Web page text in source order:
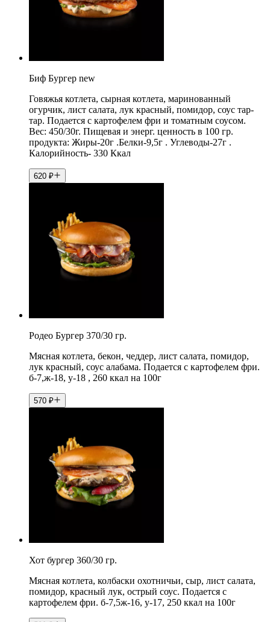
Биф Бургер new
Говяжья котлета, сырная котлета, маринованный
огурчик, лист салата, лук красный, помидор, соус тар-
тар. Подается с картофелем фри и томатным соусом.
Вес: 450/30г. Пищевая и энерг. ценность в 100 гр.
продукта: Жиры-20г .Белки-9,5г . Углеводы-27г .
Калорийность- 330 Ккал
620 ₽
Родео Бургер 370/30 гр.
Мясная котлета, бекон, чеддер, лист салата, помидор,
лук красный, соус алабама. Подается с картофелем фри.
б-7,ж-18, у-18 , 260 ккал на 100г
570 ₽
Хот бургер 360/30 гр.
Мясная котлета, колбаски охотничьи, сыр, лист салата,
помидор, красный лук, острый соус. Подается с
картофелем фри. б-7,5ж-16, у-17, 250 ккал на 100г